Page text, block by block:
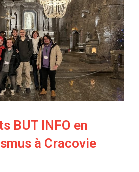
BUT INFO en
à Cracovie